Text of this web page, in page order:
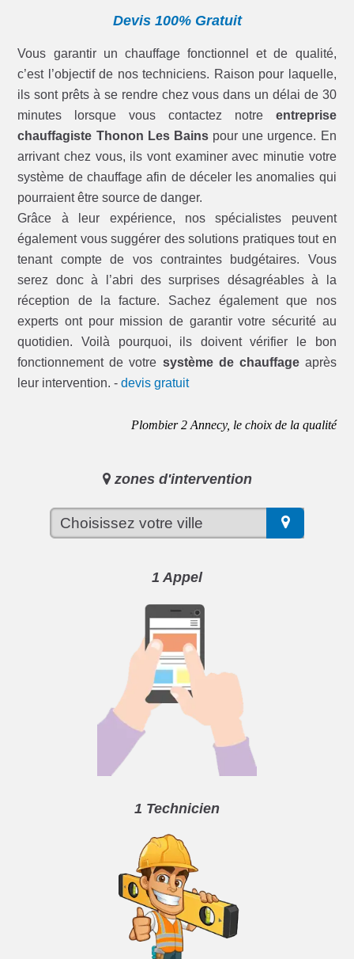
Devis 100% Gratuit
Vous garantir un chauffage fonctionnel et de qualité,
c’est l’objectif de nos techniciens. Raison pour laquelle,
ils sont prêts à se rendre chez vous dans un délai de 30
minutes lorsque vous contactez notre entreprise
chauffagiste Thonon Les Bainspour une urgence. En
arrivant chez vous, ils vont examiner avec minutie votre
système de chauffage afin de déceler les anomalies qui
pourraient être source de danger.
Grâce à leur expérience, nos spécialistes peuvent
également vous suggérer des solutions pratiques tout en
tenant compte de vos contraintes budgétaires. Vous
serez donc à l’abri des surprises désagréables à la
réception de la facture. Sachez également que nos
experts ont pour mission de garantir votre sécurité au
quotidien. Voilà pourquoi, ils doivent vérifier le bon
fonctionnement de votre système de chauffageaprès
leur intervention. -devis gratuit
Plombier 2 Annecy, le choix de la qualité
zones d'intervention
1 Appel
1 Technicien